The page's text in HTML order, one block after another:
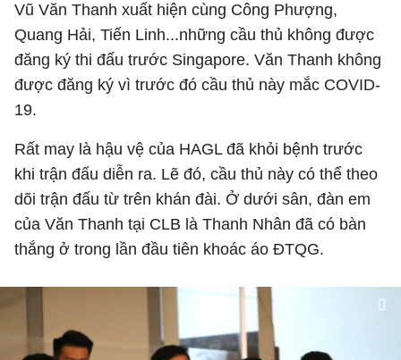
Vũ Văn Thanh xuất hiện cùng Công Phượng,
Quang Hải, Tiến Linh...những cầu thủ không được
đăng ký thi đấu trước Singapore. Văn Thanh không
được đăng ký vì trước đó cầu thủ này mắc COVID-
19.
Rất may là hậu vệ của HAGL đã khỏi bệnh trước
khi trận đấu diễn ra. Lẽ đó, cầu thủ này có thể theo
dõi trận đấu từ trên khán đài. Ở dưới sân, đàn em
của Văn Thanh tại CLB là Thanh Nhân đã có bàn
thắng ở trong lần đầu tiên khoác áo ĐTQG.